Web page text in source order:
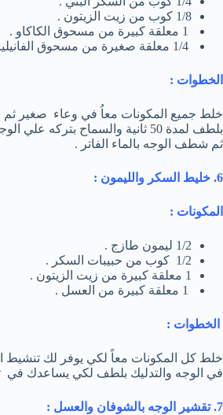
1/8 كوب من زيت الزيتون .
الخطوات :
خلط جميع المكونات معاُ في وعاء صغير ثم
ثم شطف الوجه بالماء الفاتر .
6. خليط السكر والليمون :
المكونات :
1/2 ليمون طازج .
1/2 كوب من حبيبات السكر .
1 معلقة كبيرة من زيت الزيتون .
الخطوات :
خلط كل المكونات معاً لكي يوفر لك تنشيط
في الوجه والتدليك بلطف لكي يساعدك في
7. تقشير الوجه بالشوفان والعسل :